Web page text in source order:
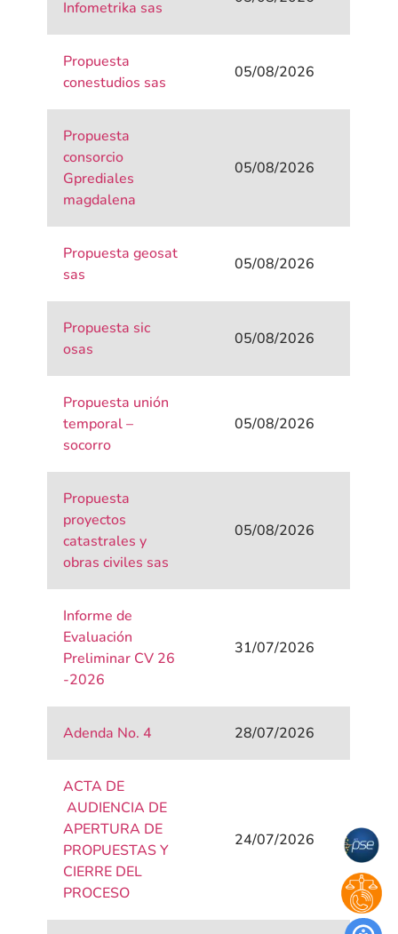
Infometrika sas
Propuesta
conestudios sas
05/08/2026
Propuesta
consorcio
Gprediales
magdalena
05/08/2026
Propuesta geosat
sas
05/08/2026
Propuesta sic
osas
05/08/2026
Propuesta unión
temporal –
socorro
05/08/2026
Propuesta
proyectos
catastrales y
obras civiles sas
05/08/2026
Informe de
Evaluación
Preliminar CV 26
-2026
31/07/2026
Adenda No. 4 28/07/2026
ACTA DE
AUDIENCIA DE
APERTURA DE
PROPUESTAS Y
CIERRE DEL
PROCESO
24/07/2026